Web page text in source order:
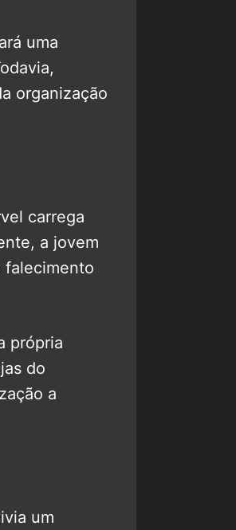
uma
organização
carrega
a jovem
falecimento
própria
do
a
um